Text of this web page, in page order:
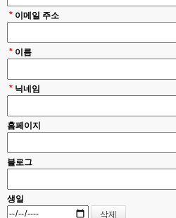
* 이메일 주소
* 이름
* 닉네임
홈페이지
블로그
생일